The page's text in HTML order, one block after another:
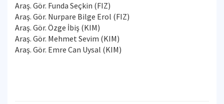
Araş. Gör. Funda Seçkin (FIZ)
Araş. Gör. Nurpare Bilge Erol (FIZ)
Araş. Gör. Özge İbiş (KIM)
Araş. Gör. Mehmet Sevim (KIM)
Araş. Gör. Emre Can Uysal (KIM)